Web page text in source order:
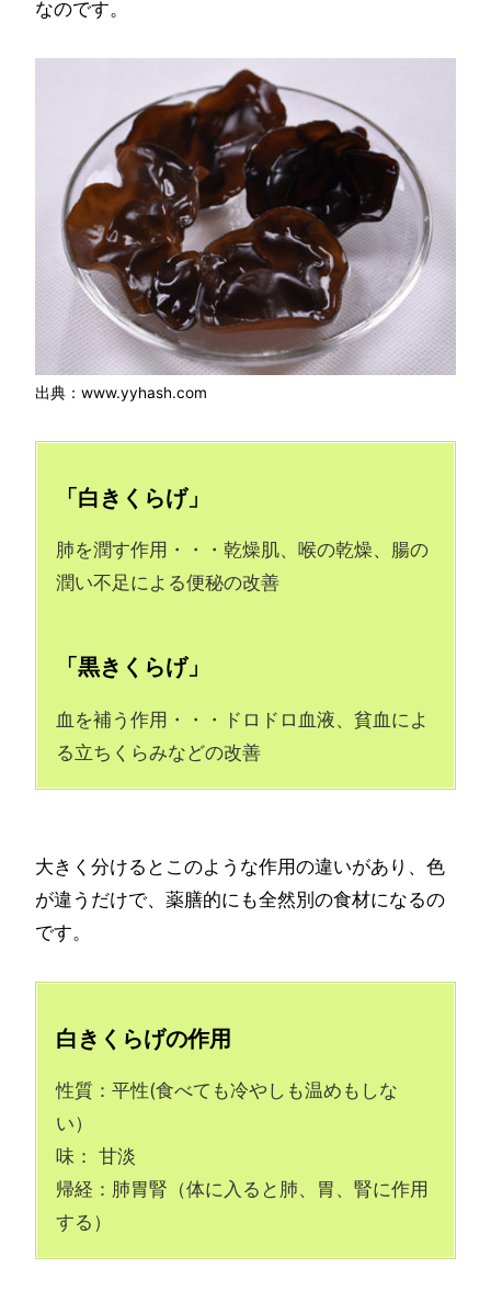
なのです。
出典：www.yyhash.com
「白きくらげ」
肺を潤す作用・・・乾燥肌、喉の乾燥、腸の
潤い不足による便秘の改善
「黒きくらげ」
血を補う作用・・・ドロドロ血液、貧血によ
る立ちくらみなどの改善
大きく分けるとこのような作用の違いがあり、色
が違うだけで、薬膳的にも全然別の食材になるの
です。
白きくらげの作用
性質：平性(食べても冷やしも温めもしな
い）
味： 甘淡
帰経：肺胃腎（体に入ると肺、胃、腎に作用
する）